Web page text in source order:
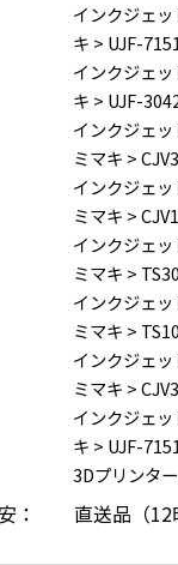
インクジェ
キ > UJF-
インクジェ
キ > UJF-
インクジェ
ミマキ >
インクジェ
ミマキ >
インクジェ
ミマキ >
インクジェ
ミマキ >
インクジェ
ミマキ >
インクジェ
キ > UJF-
3Dプリンター
： 直送品（12